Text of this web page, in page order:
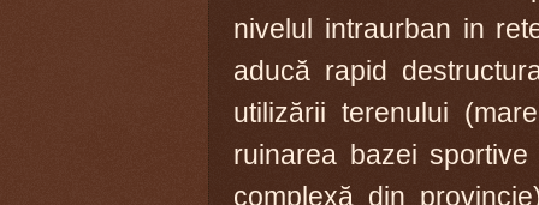
nivelul intraurban in
aducă rapid
utilizării terenului
ruinarea bazei
complexă din